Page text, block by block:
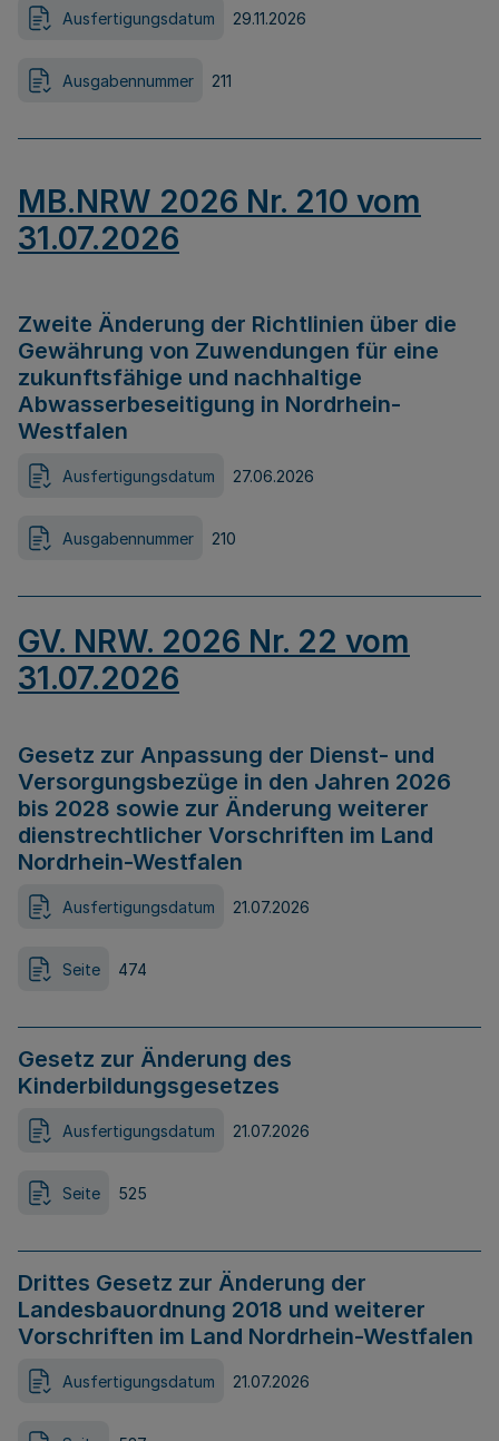
Ausfertigungsdatum 29.11.2026
Ausgabennummer 211
MB.NRW 2026 Nr. 210 vom
31.07.2026
Zweite Änderung der Richtlinien über die
Gewährung von Zuwendungen für eine
zukunftsfähige und nachhaltige
Abwasserbeseitigung in Nordrhein-
Westfalen
Ausfertigungsdatum 27.06.2026
Ausgabennummer 210
GV. NRW. 2026 Nr. 22 vom
31.07.2026
Gesetz zur Anpassung der Dienst- und
Versorgungsbezüge in den Jahren 2026
bis 2028 sowie zur Änderung weiterer
dienstrechtlicher Vorschriften im Land
Nordrhein-Westfalen
Ausfertigungsdatum 21.07.2026
Seite 474
Gesetz zur Änderung des
Kinderbildungsgesetzes
Ausfertigungsdatum 21.07.2026
Seite 525
Drittes Gesetz zur Änderung der
Landesbauordnung 2018 und weiterer
Vorschriften im Land Nordrhein-Westfalen
Ausfertigungsdatum 21.07.2026